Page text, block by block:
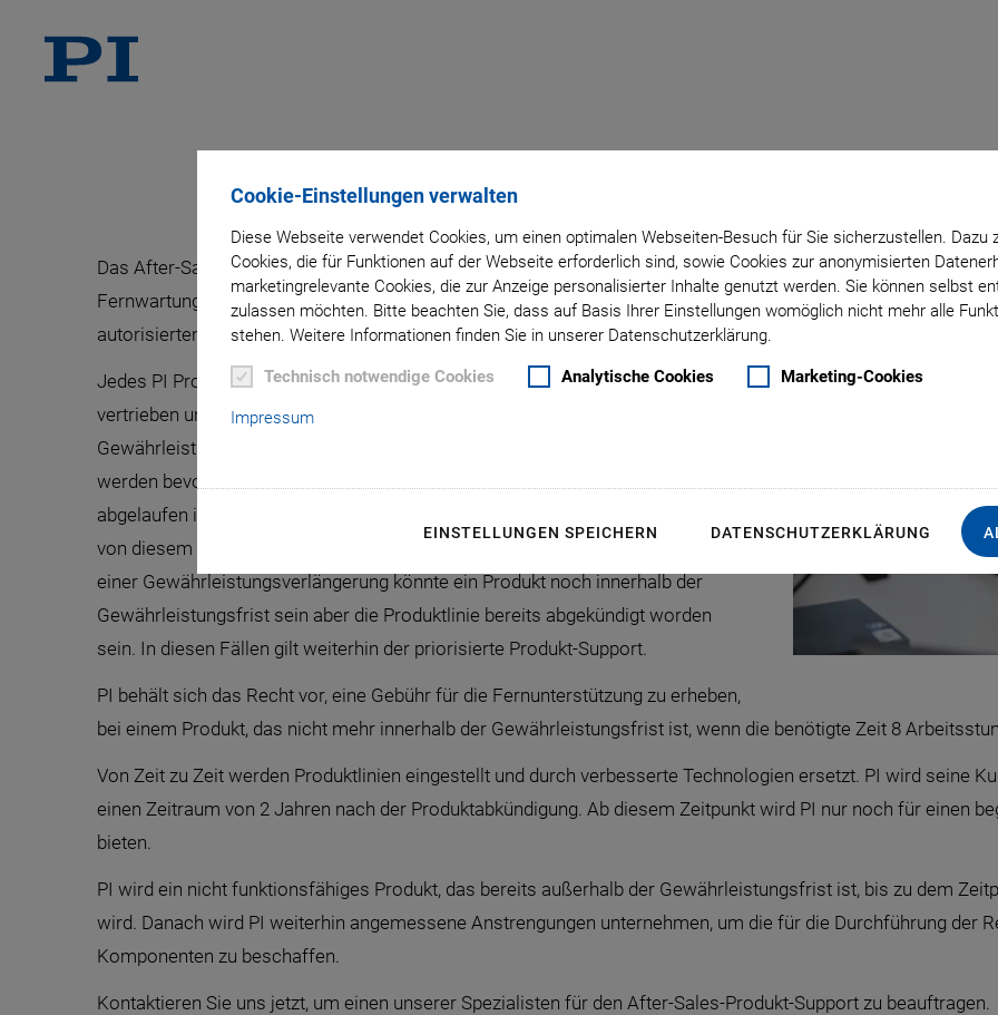
Cookie-Einstellungen verwalten
Diese Webseite verwendet Cookies, um einen optimalen Webseiten-Besuch für Sie sicherzustellen.
Cookies, die für Funktionen auf der Webseite erforderlich sind, sowie Cookies zur anonymisierten
marketingrelevante Cookies, die zur Anzeige personalisierter Inhalte genutzt werden. Sie können selbst
zulassen möchten. Bitte beachten Sie, dass auf Basis Ihrer Einstellungen womöglich nicht mehr alle
stehen. Weitere Informationen finden Sie in unserer Datenschutzerklärung.
Technisch notwendige Cookies Analytische Cookies Marketing-Cookies
Impressum
EINSTELLUNGEN SPEICHERN DATENSCHUTZERKLÄRUNG
Das After-Sales-Support-Team von PI bietet jedem Kunden eine
Fernwartungsunterstützung und Beratung an für jedes Produkt, das von einem
autorisierten PI Händler gekauft wurde.
Jedes PI Produkt wird standardmäßig mit 24 Monaten Gewährleistung
vertrieben und Support-Anfragen für Produkte, die noch in der
Gewährleistungsfrist sind (auch in jegliche Gewährleistungsverlängerungen),
werden bevorzugt behandelt vor Produkten, deren Gewährleistungsfrist
abgelaufen ist. Mit der Gewährleistungsverlängerungen von PI können Kunden
von diesem Vorzugsservice für bis zu 5 Jahren ab Kaufdatum profitieren. Mit
einer Gewährleistungsverlängerung könnte ein Produkt noch innerhalb der
Gewährleistungsfrist sein aber die Produktlinie bereits abgekündigt worden
sein. In diesen Fällen gilt weiterhin der priorisierte Produkt-Support.
PI behält sich das Recht vor, eine Gebühr für die Fernunterstützung zu erheben,
bei einem Produkt, das nicht mehr innerhalb der Gewährleistungsfrist ist, wenn die benötigte Zeit 8
Von Zeit zu Zeit werden Produktlinien eingestellt und durch verbesserte Technologien ersetzt. PI wird seine
einen Zeitraum von 2 Jahren nach der Produktabkündigung. Ab diesem Zeitpunkt wird PI nur noch für einen
bieten.
PI wird ein nicht funktionsfähiges Produkt, das bereits außerhalb der Gewährleistungsfrist ist, bis zu dem
wird. Danach wird PI weiterhin angemessene Anstrengungen unternehmen, um die für die Durchführung der
Komponenten zu beschaffen.
Kontaktieren Sie uns jetzt, um einen unserer Spezialisten für den After-Sales-Produkt-Support zu beauftragen.